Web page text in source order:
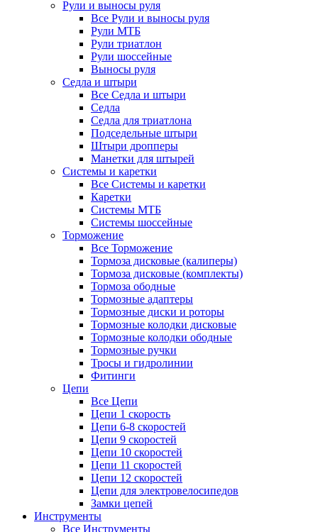
Рули и выносы руля
Все Рули и выносы руля
Рули МТБ
Рули триатлон
Рули шоссейные
Выносы руля
Седла и штыри
Все Седла и штыри
Седла
Седла для триатлона
Подседельные штыри
Штыри дропперы
Манетки для штырей
Системы и каретки
Все Системы и каретки
Каретки
Системы МТБ
Системы шоссейные
Торможение
Все Торможение
Тормоза дисковые (калиперы)
Тормоза дисковые (комплекты)
Тормоза ободные
Тормозные адаптеры
Тормозные диски и роторы
Тормозные колодки дисковые
Тормозные колодки ободные
Тормозные ручки
Тросы и гидролинии
Фитинги
Цепи
Все Цепи
Цепи 1 скорость
Цепи 6-8 скоростей
Цепи 9 скоростей
Цепи 10 скоростей
Цепи 11 скоростей
Цепи 12 скоростей
Цепи для электровелосипедов
Замки цепей
Инструменты
Все Инструменты